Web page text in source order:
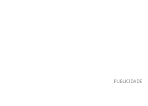
PUBLICIDADE